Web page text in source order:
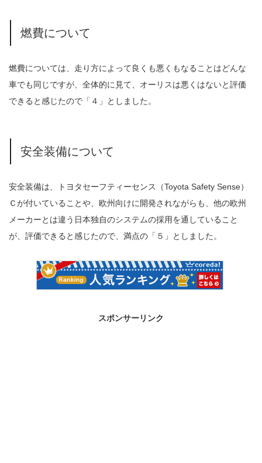
燃費について
燃費については、走り方によって良くも悪くもなることはどんな
車でも同じですが、全体的に見て、オーリスは悪くはないと評価
できると感じたので「４」としました。
安全装備について
安全装備は、トヨタセーフティーセンス（Toyota Safety Sense）
Ｃが付いていることや、欧州向けに開発されながらも、他の欧州
メーカーとは違う日本独自のシステムの採用を通していること
が、評価できると感じたので、満点の「５」としました。
スポンサーリンク